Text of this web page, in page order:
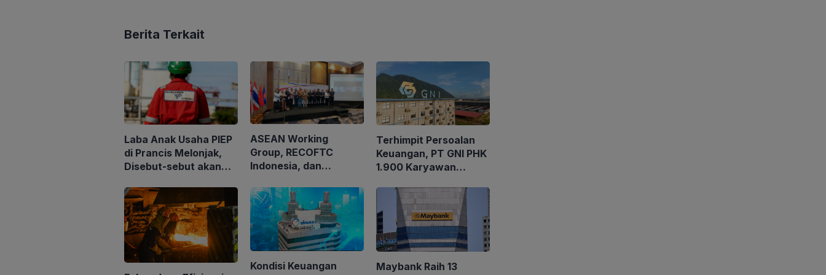
Berita Terkait
Laba Anak Usaha PIEP
di Prancis Melonjak,
Disebut-sebut akan
Migas Kanada
ASEAN Working
Group, RECOFTC
Indonesia, dan
Lokakarya Regional
untuk Memperkuat
Tata Kelola
Perhutanan Sosial
Terhimpit Persoalan
Keuangan, PT GNI PHK
1.900 Karyawan
2026
Kondisi Keuangan
Maybank Raih 13